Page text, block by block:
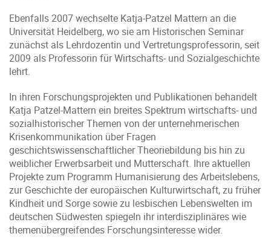
Ebenfalls 2007 wechselte Katja-Patzel Mattern an die
Universität Heidelberg, wo sie am Historischen Seminar
zunächst als Lehrdozentin und Vertretungsprofessorin, seit
2009 als Professorin für Wirtschafts- und Sozialgeschichte
lehrt.
In ihren Forschungsprojekten und Publikationen behandelt
Katja Patzel-Mattern ein breites Spektrum wirtschafts- und
sozialhistorischer Themen von der unternehmerischen
Krisenkommunikation über Fragen
geschichtswissenschaftlicher Theoriebildung bis hin zu
weiblicher Erwerbsarbeit und Mutterschaft. Ihre aktuellen
Projekte zum Programm Humanisierung des Arbeitslebens,
zur Geschichte der europäischen Kulturwirtschaft, zu früher
Kindheit und Sorge sowie zu lesbischen Lebenswelten im
deutschen Südwesten spiegeln ihr interdisziplinäres wie
themenübergreifendes Forschungsinteresse wider.